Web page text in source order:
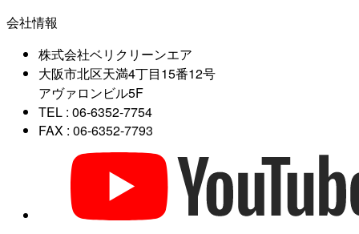
会社情報
株式会社ベリクリーンエア
大阪市北区天満4丁目15番12号
アヴァロンビル5F
TEL : 06-6352-7754
FAX : 06-6352-7793